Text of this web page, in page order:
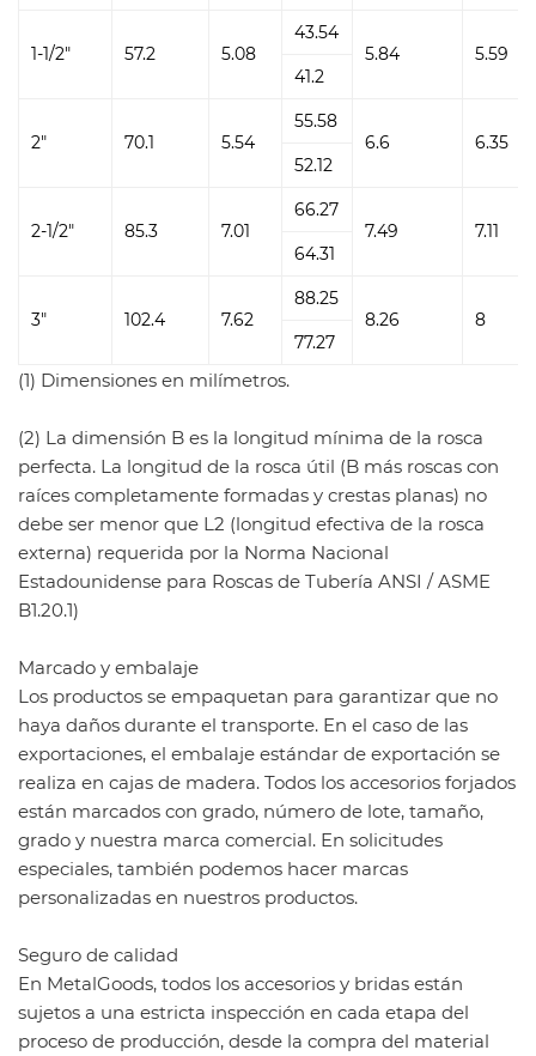
1-1/2" 57.2 5.08
43.54
5.84
5.59
41.2
2" 70.1 5.54
55.58
6.6
6.35
52.12
2-1/2" 85.3 7.01
66.27
7.49
7.11
64.31
3" 102.4 7.62
88.25
8.26
8
77.27
(1) Dimensiones en milímetros.
(2) La dimensión B es la longitud mínima de la rosca
perfecta. La longitud de la rosca útil (B más roscas con
raíces completamente formadas y crestas planas) no
debe ser menor que L2 (longitud efectiva de la rosca
externa) requerida por la Norma Nacional
Estadounidense para Roscas de Tubería ANSI / ASME
B1.20.1)
Marcado y embalaje
Los productos se empaquetan para garantizar que no
haya daños durante el transporte. En el caso de las
exportaciones, el embalaje estándar de exportación se
realiza en cajas de madera. Todos los accesorios forjados
están marcados con grado, número de lote, tamaño,
grado y nuestra marca comercial. En solicitudes
especiales, también podemos hacer marcas
personalizadas en nuestros productos.
Seguro de calidad
En MetalGoods, todos los accesorios y bridas están
sujetos a una estricta inspección en cada etapa del
proceso de producción, desde la compra del material